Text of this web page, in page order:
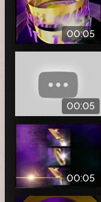
00:05
00:05
00:05